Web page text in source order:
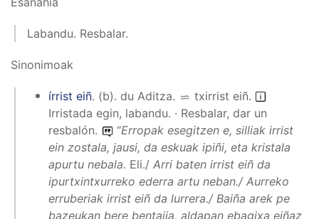
Labandu. Resbalar.
Sinonimoak
írrist eiñ. (b). du Aditza. txirrist eiñ.
Irristada egin, labandu. · Resbalar, dar un
resbalón.
“Erropak esegitzen e, silliak irrist
ein zostala, jausi, da eskuak ipiñi, eta kristala
apurtu nebala. Eli./ Arri baten irrist eiñ da
ipurtxintxurreko ederra artu neban./ Aurreko
erruberiak irrist eiñ da lurrera./ Baiña arek pe
bazeukan bere bentajia, aldapan ebagixa eiñaz